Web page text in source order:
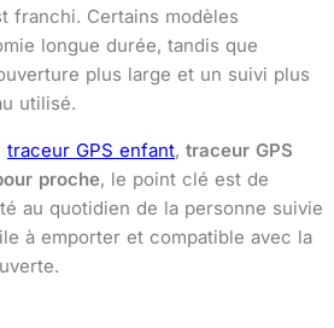
franchi. Certains modèles
longue durée, tandis que
plus large et un suivi plus
utilisé.
traceur GPS enfant, traceur GPS
proche, le point clé est de
au quotidien de la personne suivie
à emporter et compatible avec la